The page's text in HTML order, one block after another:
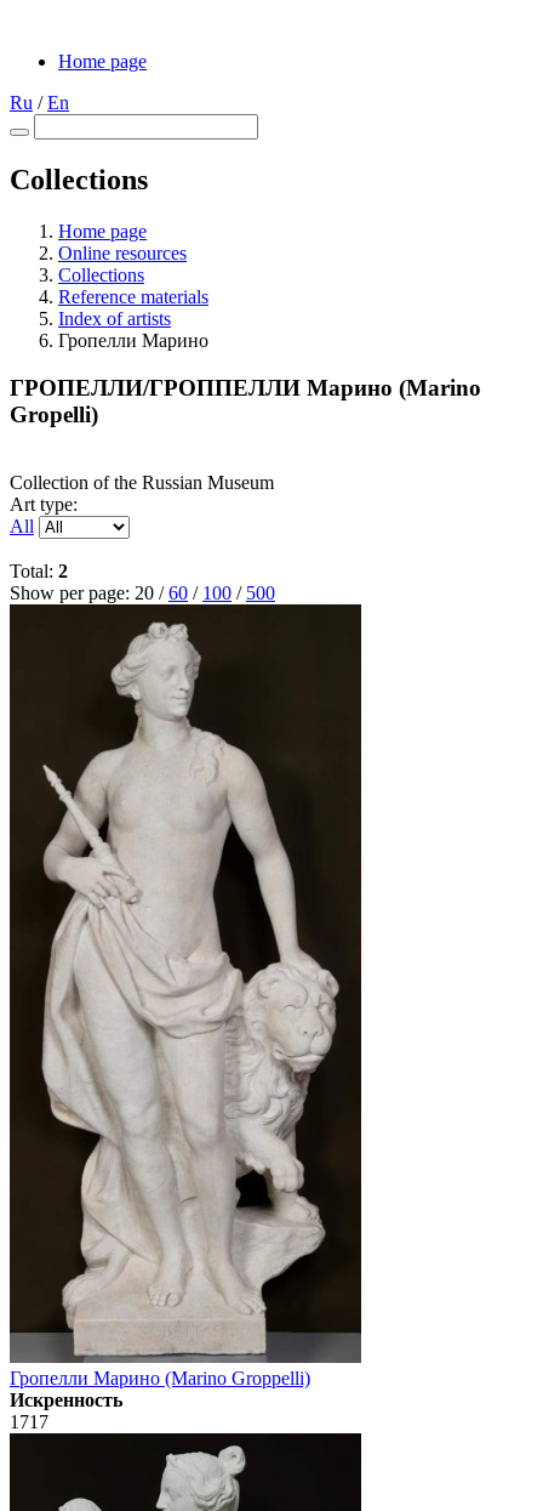
Home page
Ru /En
Collections
Home page
Online resources
Collections
Reference materials
Index of artists
Гропелли Марино
ГРОПЕЛЛИ/ГРОППЕЛЛИ Марино (Marino
Gropelli)
Collection of the Russian Museum
Art type:
All
Total: 2
Show per page: 20 /60 / 100 / 500
Гропелли Марино (Marino Groppelli)
Искренность
1717